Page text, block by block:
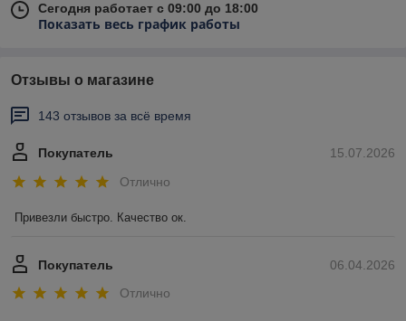
Сегодня работает с 09:00 до 18:00
Показать весь график работы
Отзывы о магазине
143 отзывов за всё время
15.07.2026
Покупатель
Отлично
Привезли быстро. Качество ок.
06.04.2026
Покупатель
Отлично